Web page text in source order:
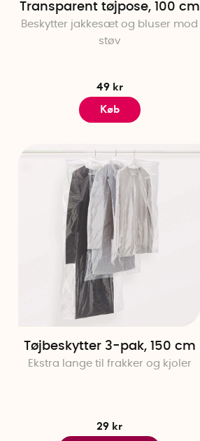
Transparent tøjpose, 100 cm
Beskytter jakkesæt og bluser mod
støv
49 kr
Køb
Tøjbeskytter 3-pak, 150 cm
Ekstra lange til frakker og kjoler
29 kr